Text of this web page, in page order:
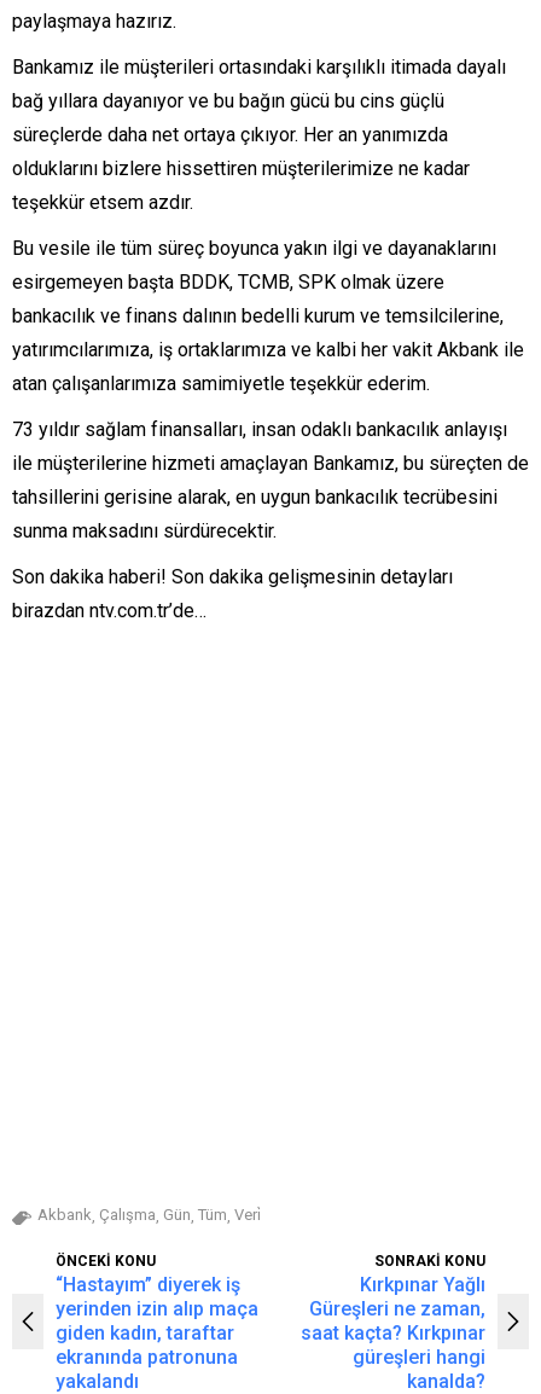
paylaşmaya hazırız.
Bankamız ile müşterileri ortasındaki karşılıklı itimada dayalı
bağ yıllara dayanıyor ve bu bağın gücü bu cins güçlü
süreçlerde daha net ortaya çıkıyor. Her an yanımızda
olduklarını bizlere hissettiren müşterilerimize ne kadar
teşekkür etsem azdır.
Bu vesile ile tüm süreç boyunca yakın ilgi ve dayanaklarını
esirgemeyen başta BDDK, TCMB, SPK olmak üzere
bankacılık ve finans dalının bedelli kurum ve temsilcilerine,
yatırımcılarımıza, iş ortaklarımıza ve kalbi her vakit Akbank ile
atan çalışanlarımıza samimiyetle teşekkür ederim.
73 yıldır sağlam finansalları, insan odaklı bankacılık anlayışı
ile müşterilerine hizmeti amaçlayan Bankamız, bu süreçten de
tahsillerini gerisine alarak, en uygun bankacılık tecrübesini
sunma maksadını sürdürecektir.
Son dakika haberi! Son dakika gelişmesinin detayları
birazdan ntv.com.tr’de…
Akbank, Çalışma, Gün, Tüm, Veri̇
ÖNCEKİ KONU
“Hastayım” diyerek iş
yerinden izin alıp maça
giden kadın, taraftar
ekranında patronuna
yakalandı
SONRAKİ KONU
Kırkpınar Yağlı
Güreşleri ne zaman,
saat kaçta? Kırkpınar
güreşleri hangi
kanalda?